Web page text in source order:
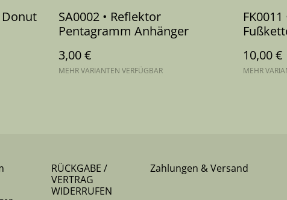
Donut
SA0002 • Reflektor
Pentagramm Anhänger
3,00 €
MEHR VARIANTEN VERFÜGBAR
10,00 €
MEHR
RÜCKGABE /
VERTRAG
WIDERRUFEN
Zahlungen & Versand